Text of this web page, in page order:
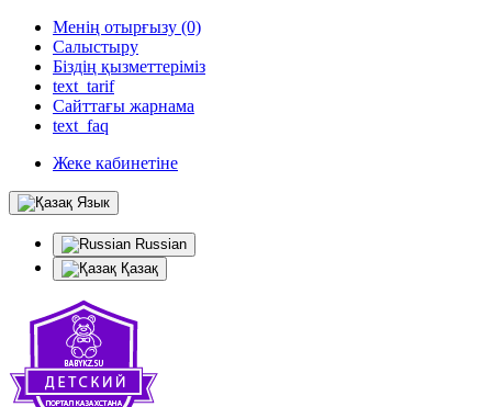
Менің отырғызу (0)
Салыстыру
Біздің қызметтеріміз
text_tarif
Сайттағы жарнама
text_faq
Жеке кабинетіне
Язык
Russian
Қазақ